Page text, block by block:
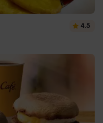
4.5